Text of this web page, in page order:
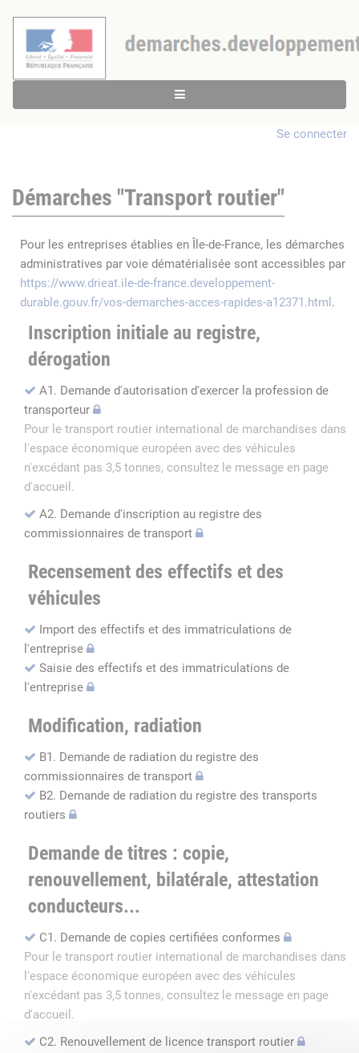
Se connecter
Démarches "Transport routier"
Pour les entreprises établies en Île-de-France, les démarches
administratives par voie dématérialisée sont accessibles par
https://www.drieat.ile-de-france.developpement-
durable.gouv.fr/vos-demarches-acces-rapides-a12371.html .
Inscription initiale au registre,
dérogation
A1. Demande d'autorisation d'exercer la profession de
transporteur
Pour le transport routier international de marchandises dans
l'espace économique européen avec des véhicules
n'excédant pas 3,5 tonnes, consultez le message en page
d'accueil.
A2. Demande d'inscription au registre des
commissionnaires de transport
Recensement des effectifs et des
véhicules
Import des effectifs et des immatriculations de
l'entreprise
Saisie des effectifs et des immatriculations de
l'entreprise
Modification, radiation
B1. Demande de radiation du registre des
commissionnaires de transport
B2. Demande de radiation du registre des transports
routiers
Demande de titres : copie,
renouvellement, bilatérale, attestation
conducteurs...
C1. Demande de copies certifiées conformes
Pour le transport routier international de marchandises dans
l'espace économique européen avec des véhicules
n'excédant pas 3,5 tonnes, consultez le message en page
d'accueil.
C2. Renouvellement de licence transport routier